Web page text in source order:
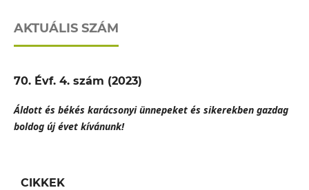
AKTUÁLIS SZÁM
70. Évf. 4. szám (2023)
Áldott és békés karácsonyi ünnepeket és sikerekben gazdag
boldog új évet kívánunk!
CIKKEK